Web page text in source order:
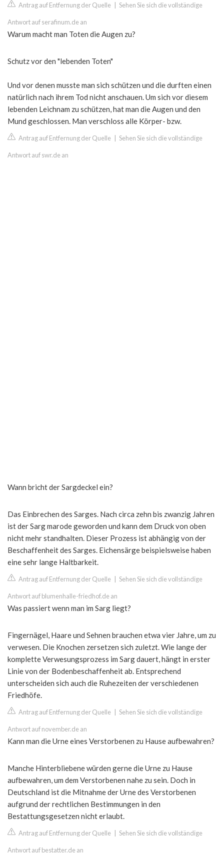
Antrag auf Entfernung der Quelle Sehen Sie sich die vollständige
Antwort auf serafinum.de an
Warum macht man Toten die Augen zu?
Schutz vor den "lebenden Toten"
Und vor denen musste man sich schützen und die durften einen
natürlich nach ihrem Tod nicht anschauen. Um sich vor diesem
lebenden Leichnam zu schützen, hat man die Augen und den
Mund geschlossen. Man verschloss alle Körper- bzw.
Antrag auf Entfernung der Quelle Sehen Sie sich die vollständige
Antwort auf swr.de an
Wann bricht der Sargdeckel ein?
Das Einbrechen des Sarges. Nach circa zehn bis zwanzig Jahren
ist der Sarg marode geworden und kann dem Druck von oben
nicht mehr standhalten. Dieser Prozess ist abhängig von der
Beschaffenheit des Sarges. Eichensärge beispielsweise haben
eine sehr lange Haltbarkeit.
Antrag auf Entfernung der Quelle Sehen Sie sich die vollständige
Antwort auf blumenhalle-friedhof.de an
Was passiert wenn man im Sarg liegt?
Fingernägel, Haare und Sehnen brauchen etwa vier Jahre, um zu
verwesen. Die Knochen zersetzen sich zuletzt. Wie lange der
komplette Verwesungsprozess im Sarg dauert, hängt in erster
Linie von der Bodenbeschaffenheit ab. Entsprechend
unterscheiden sich auch die Ruhezeiten der verschiedenen
Friedhöfe.
Antrag auf Entfernung der Quelle Sehen Sie sich die vollständige
Antwort auf november.de an
Kann man die Urne eines Verstorbenen zu Hause aufbewahren?
Manche Hinterbliebene würden gerne die Urne zu Hause
aufbewahren, um dem Verstorbenen nahe zu sein. Doch in
Deutschland ist die Mitnahme der Urne des Verstorbenen
aufgrund der rechtlichen Bestimmungen in den
Bestattungsgesetzen nicht erlaubt.
Antrag auf Entfernung der Quelle Sehen Sie sich die vollständige
Antwort auf bestatter.de an